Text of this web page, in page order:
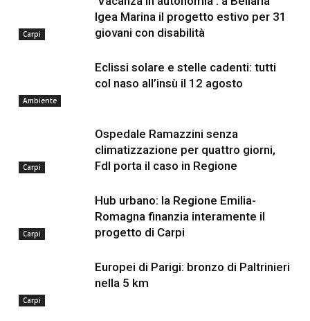
Carpi
Igea Marina il progetto estivo per 31
giovani con disabilità
Ambiente
Eclissi solare e stelle cadenti: tutti
col naso all’insù il 12 agosto
Carpi
Ospedale Ramazzini senza
climatizzazione per quattro giorni,
FdI porta il caso in Regione
Carpi
Hub urbano: la Regione Emilia-
Romagna finanzia interamente il
progetto di Carpi
Carpi
Europei di Parigi: bronzo di Paltrinieri
nella 5 km